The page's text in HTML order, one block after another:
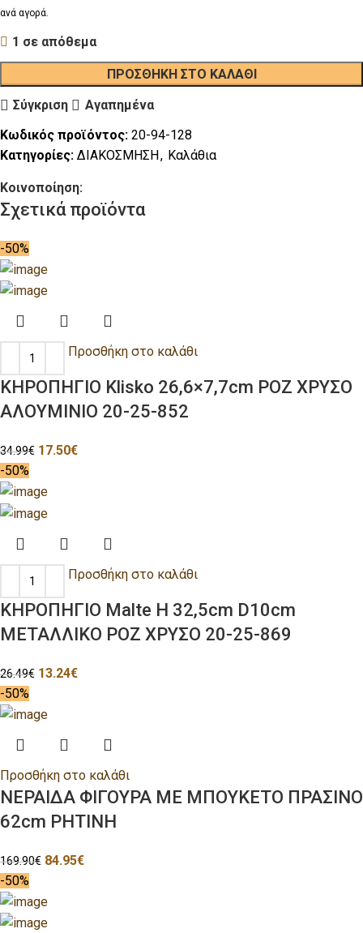
ανά αγορά.
1 σε απόθεμα
ΠΡΟΣΘΉΚΗ ΣΤΟ ΚΑΛΆΘΙ
Σύγκριση
Αγαπημένα
Κωδικός προϊόντος: 20-94-128
Κατηγορίες: ΔΙΑΚΟΣΜΗΣΗ, Καλάθια
Κοινοποίηση:
Σχετικά προϊόντα
-50%
Προσθήκη στο καλάθι
ΚΗΡΟΠΗΓΙΟ Klisko 26,6×7,7cm ΡΟΖ ΧΡΥΣΟ
ΑΛΟΥΜΙΝΙΟ 20-25-852
34.99€ 17.50€
-50%
Προσθήκη στο καλάθι
ΚΗΡΟΠΗΓΙΟ Malte H 32,5cm D10cm
ΜΕΤΑΛΛΙΚΟ ΡΟΖ ΧΡΥΣΟ 20-25-869
26.49€ 13.24€
-50%
Προσθήκη στο καλάθι
ΝΕΡΑΙΔΑ ΦΙΓΟΥΡΑ ΜΕ ΜΠΟΥΚΕΤΟ ΠΡΑΣΙΝΟ
62cm ΡΗΤΙΝΗ
169.90€ 84.95€
-50%